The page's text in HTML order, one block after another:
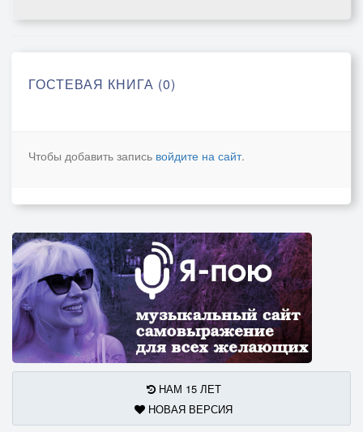
ГОСТЕВАЯ КНИГА (0)
Чтобы добавить запись войдите на сайт.
НАМ 15 ЛЕТ
НОВАЯ ВЕРСИЯ